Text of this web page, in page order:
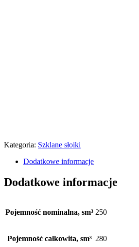
Kategoria: Szklane słoiki
Dodatkowe informacje
Dodatkowe informacje
Pojemność nominalna, sm³ 250
Pojemność całkowita, sm³ 280